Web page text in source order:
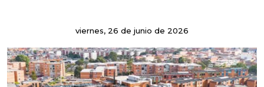
viernes, 26 de junio de 2026